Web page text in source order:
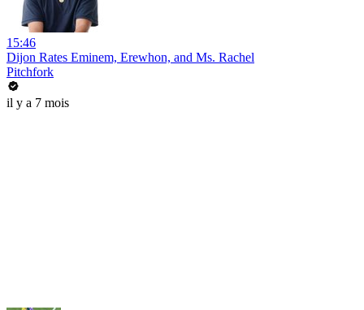
15:46
Dijon Rates Eminem, Erewhon, and Ms. Rachel
Pitchfork
il y a 7 mois